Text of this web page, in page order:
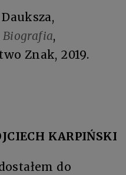
Biografia,
Znak, 2019.
KARPIŃSKI
do